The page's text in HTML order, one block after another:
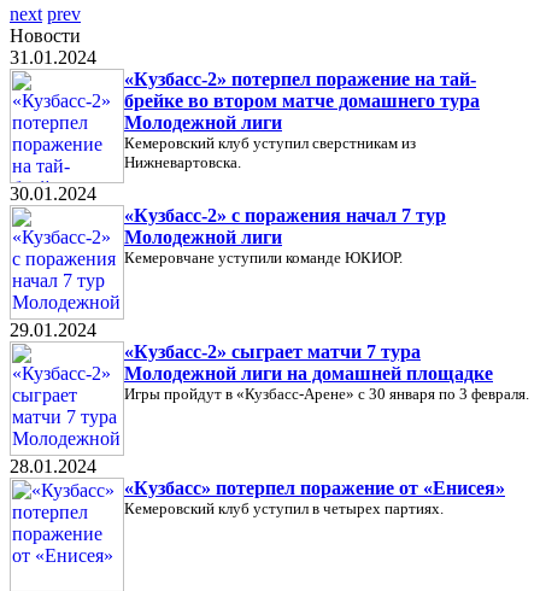
next prev
Новости
31.01.2024
«Кузбасс-2» потерпел поражение на тай-
брейке во втором матче домашнего тура
Молодежной лиги
Кемеровский клуб уступил сверстникам из
Нижневартовска.
30.01.2024
«Кузбасс-2» с поражения начал 7 тур
Молодежной лиги
Кемеровчане уступили команде ЮКИОР.
29.01.2024
«Кузбасс-2» сыграет матчи 7 тура
Молодежной лиги на домашней площадке
Игры пройдут в «Кузбасс-Арене» с 30 января по 3 февраля.
28.01.2024
«Кузбасс» потерпел поражение от «Енисея»
Кемеровский клуб уступил в четырех партиях.